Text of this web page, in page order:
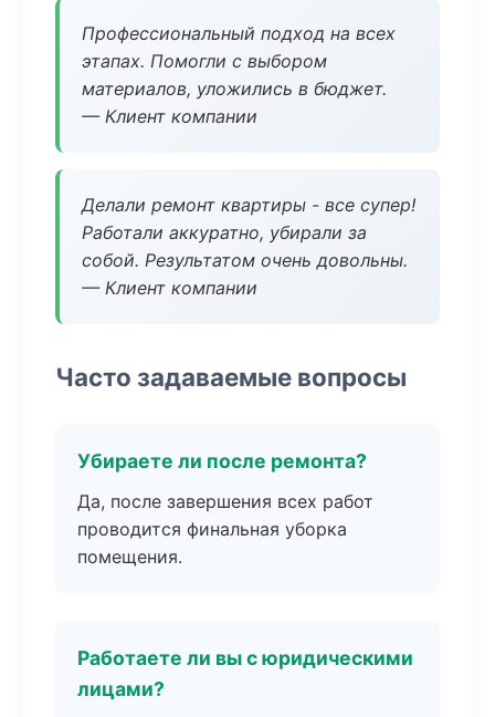
Профессиональный подход на всех
этапах. Помогли с выбором
материалов, уложились в бюджет.
— Клиент компании
Делали ремонт квартиры - все супер!
Работали аккуратно, убирали за
собой. Результатом очень довольны.
— Клиент компании
Часто задаваемые вопросы
Убираете ли после ремонта?
Да, после завершения всех работ
проводится финальная уборка
помещения.
Работаете ли вы с юридическими
лицами?